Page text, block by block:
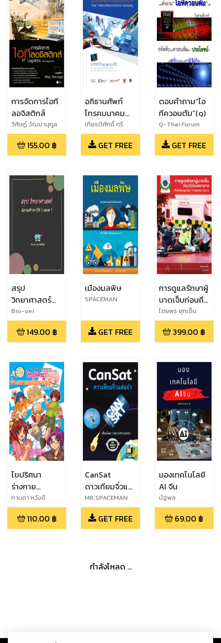
การจัดการไอที
ลอจิสติกส์
วิศิษฏ์ วัฒนานุกูล
155.00 ฿
อภิธานศัพท์
โทรคมนาคม
ไทย (Thai
Telecommunications
Glossary 2011)
เกียรติศักดิ์ ศรี
พิมานวัฒน์
(บรรณาธิการ)
GET FREE
ตอบคำถาม“ไอ
ทีควอนตัม”(๑)
Q-Thai Forum
GET FREE
สรุป
วิทยาศาสตร์
ม.3 เทอม 1 By
Bio-oei
Bio-oei
149.00 ฿
เมืองมลพิษ
SPACEMAN
GET FREE
การดูแลรักษาผู้
บาดเจ็บก่อนถึง
โรงพยาบาล
(Prehospital
Trauma Care)
ไชยพร ยุกเซ็น
399.00 ฿
ไขปริศนา
ร่างกาย
มหัศจรรย์กับไซ
ไซหุ่นอัจฉริยะ
กานดา หวังดี
110.00 ฿
CanSat
ดาวเทียมจิ๋วแต่
แจ๋ว
MR.SPACEMAN
GET FREE
มองเทคโนโลยี
AI จีน
นัฐพล
69.00 ฿
กำลังโหลด ...